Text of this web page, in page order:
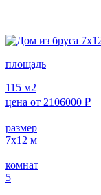
площадь
115 м2
цена от 2106000 ₽
размер
7х12 м
комнат
5